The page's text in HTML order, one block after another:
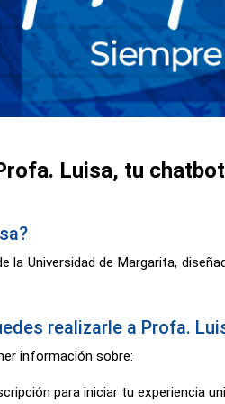
Luisa, tu
la Universidad de Margarita,
realizarle a Profa.
información sobre:
para iniciar tu experiencia